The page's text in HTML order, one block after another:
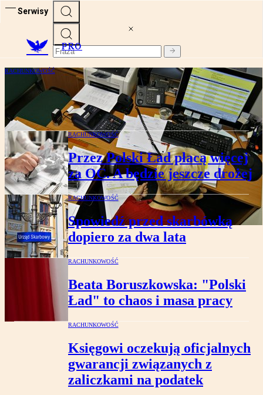
Serwisy
PRO
RACHUNKOWOŚĆ
Czy dojdzie do ponownego
licencjonowania zawodu księgowego
RACHUNKOWOŚĆ
Przez Polski Ład płacą więcej
za OC. A będzie jeszcze drożej
RACHUNKOWOŚĆ
Spowiedź przed skarbówką
dopiero za dwa lata
RACHUNKOWOŚĆ
Beata Boruszkowska: "Polski
Ład" to chaos i masa pracy
RACHUNKOWOŚĆ
Księgowi oczekują oficjalnych
gwarancji związanych z
zaliczkami na podatek